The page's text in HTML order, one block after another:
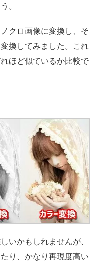
。
クロ画像に変換し、そ
換してみました。これ
ほど似ているか比較で
いかもしれませんが、
り、かなり再現度高い